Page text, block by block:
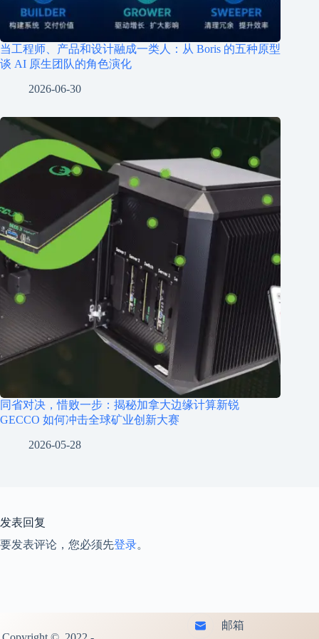
当工程师、产品和设计融成一类人：从 Boris 的五种原型
谈 AI 原生团队的角色演化
2026-06-30
同省对决，惜败一步：揭秘加拿大边缘计算新锐
GECCO 如何冲击全球矿业创新大赛
2026-05-28
发表回复
要发表评论，您必须先登录。
邮箱